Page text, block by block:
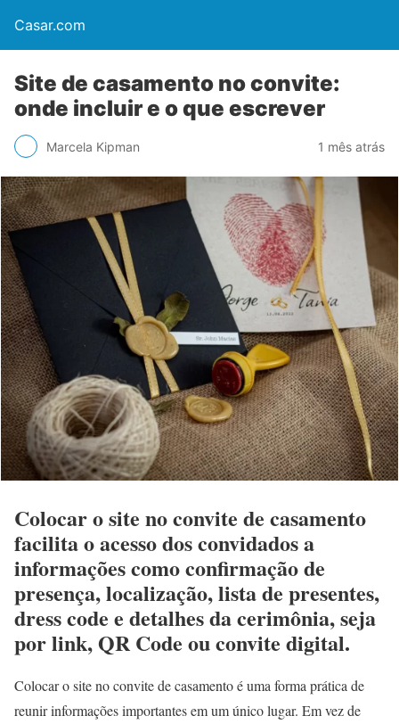
Casar.com
Site de casamento no convite:
onde incluir e o que escrever
Marcela Kipman 1 mês atrás
Colocar o site no convite de casamento
facilita o acesso dos convidados a
informações como confirmação de
presença, localização, lista de presentes,
dress code e detalhes da cerimônia, seja
por link, QR Code ou convite digital.
Colocar o site no convite de casamento é uma forma prática de
reunir informações importantes em um único lugar. Em vez de